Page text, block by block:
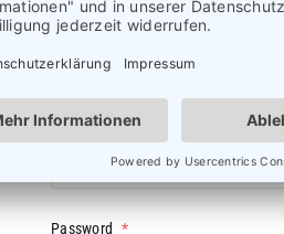
Username or email address
Password *